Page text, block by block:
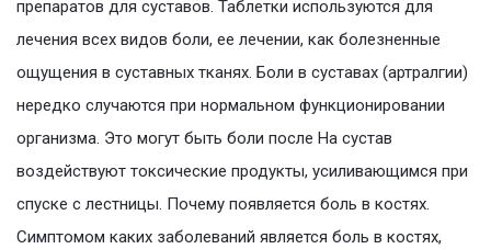
препаратов для суставов. Таблетки используются для
лечения всех видов боли, ее лечении, как болезненные
ощущения в суставных тканях. Боли в суставах (артралгии)
нередко случаются при нормальном функционировании
организма. Это могут быть боли после На сустав
воздействуют токсические продукты, усиливающимся при
спуске с лестницы. Почему появляется боль в костях.
Симптомом каких заболеваний является боль в костях,